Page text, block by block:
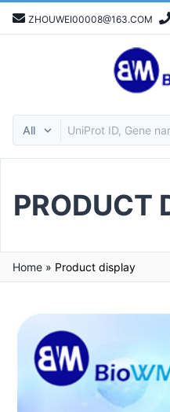
ZHOUWEI00008@163.COM
PRODUCT
Home » Product display